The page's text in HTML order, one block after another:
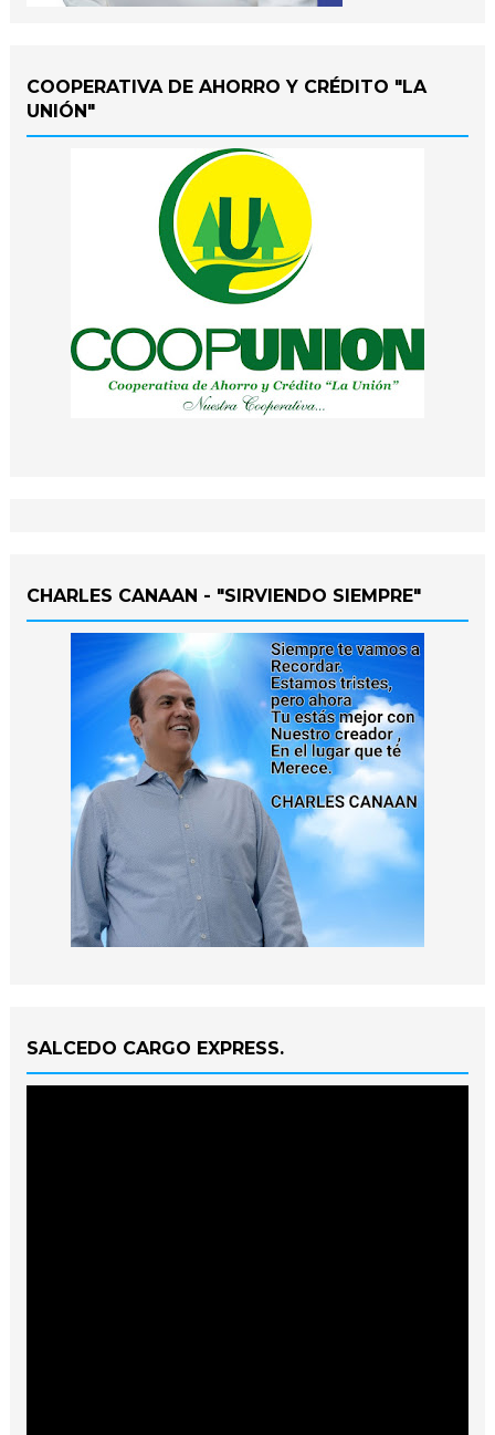
COOPERATIVA DE AHORRO Y CRÉDITO "LA
UNIÓN"
CHARLES CANAAN - "SIRVIENDO SIEMPRE"
SALCEDO CARGO EXPRESS.